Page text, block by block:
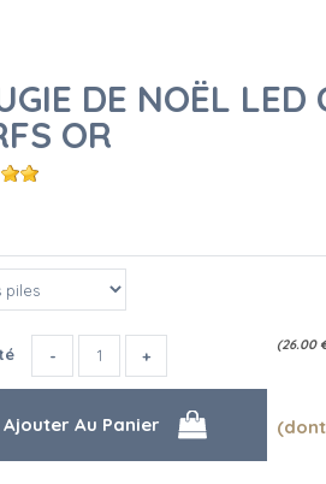
DE NOËL LED
OR
(26.00